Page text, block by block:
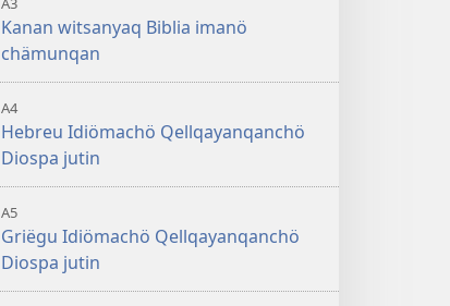
Kanan witsanyaq Biblia imanö
chämunqan
A4
Hebreu Idiömachö Qellqayanqanchö
Diospa jutin
A5
Griëgu Idiömachö Qellqayanqanchö
Diospa jutin